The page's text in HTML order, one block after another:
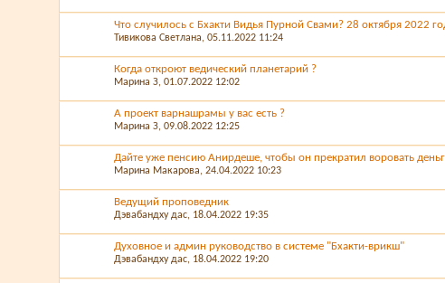
Что случилось с Бхакти Видья Пурной Свами? 28 октября 2022
Тивикова Светлана, 05.11.2022 11:24
Когда откроют ведический планетарий ?
Марина З, 01.07.2022 12:02
А проект варнашрамы у вас есть ?
Марина З, 09.08.2022 12:25
Дайте уже пенсию Анирдеше, чтобы он прекратил воровать
Марина Макарова, 24.04.2022 10:23
Ведущий проповедник
Дэвабандху дас, 18.04.2022 19:35
Духовное и админ руководство в системе "Бхакти-врикш"
Дэвабандху дас, 18.04.2022 19:20